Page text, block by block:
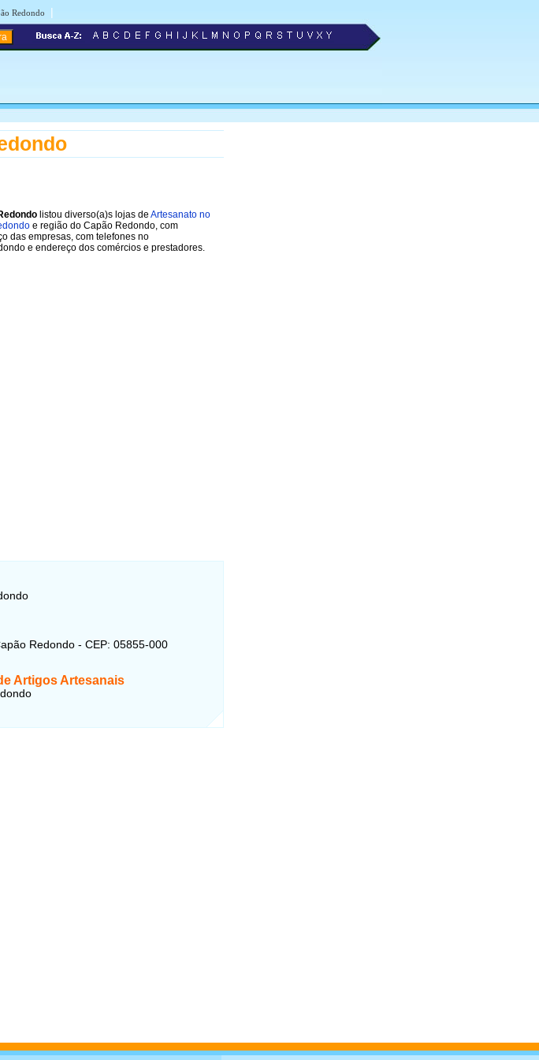
Redondo |
listou diverso(a)s lojas de Artesanato no
e região do Capão Redondo, com
das empresas, com telefones no
e endereço dos comércios e prestadores.
Redondo - CEP: 05855-000
Artigos Artesanais